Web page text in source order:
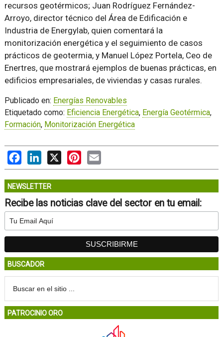
recursos geotérmicos; Juan Rodríguez Fernández-
Arroyo, director técnico del Área de Edificación e
Industria de Energylab, quien comentará la
monitorización energética y el seguimiento de casos
prácticos de geotermia, y Manuel López Portela, Ceo de
Enertres, que mostrará ejemplos de buenas prácticas, en
edificios empresariales, de viviendas y casas rurales.
Publicado en: Energías Renovables
Etiquetado como: Eficiencia Energética, Energía Geotérmica,
Formación, Monitorización Energética
FacebookLinkedIn Pinterest
NEWSLETTER
Recibe las noticias clave del sector en tu email:
BUSCADOR
PATROCINIO ORO